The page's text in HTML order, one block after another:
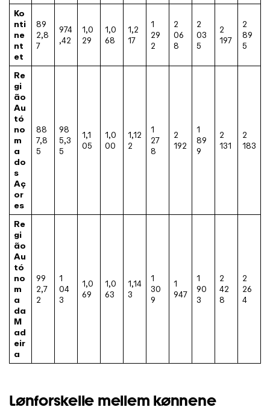
Ko
nti
ne
nt
et
89
2,8
7
974
,42
1,0
29
1,0
68
1,2
17
1
29
2
2
06
8
2
03
5
2
197
2
89
5
Re
gi
ão
Au
tó
no
m
a
do
s
Aç
or
es
88
7,8
5
98
5,3
5
1,1
05
1,0
00
1,12
2
1
27
8
2
192
1
89
9
2
131
2
183
Re
gi
ão
Au
tó
no
m
a
da
M
ad
eir
a
99
2,7
2
1
04
3
1,0
69
1,0
63
1,14
3
1
30
9
1
947
1
90
3
2
42
8
2
26
4
Lønforskelle mellem kønnene